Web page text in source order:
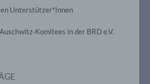
Unterstützer*Innen
Komitees in der BRD e.V.
die personenbezogenen Daten
zusätzlicher